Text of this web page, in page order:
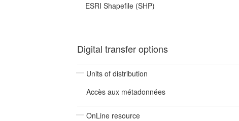
ESRI Shapefile (SHP)
Digital transfer options
Units of distribution
Accès aux métadonnées
OnLine resource